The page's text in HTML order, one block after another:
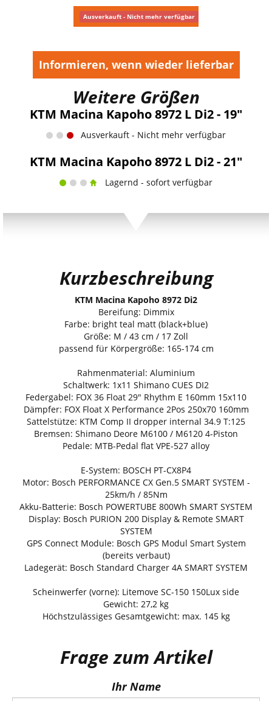
Ausverkauft - Nicht mehr verfügbar
Informieren, wenn wieder lieferbar
Weitere Größen
KTM Macina Kapoho 8972 L Di2 - 19"
Ausverkauft - Nicht mehr verfügbar
KTM Macina Kapoho 8972 L Di2 - 21"
Lagernd - sofort verfügbar
Kurzbeschreibung
KTM Macina Kapoho 8972 Di2
Bereifung: Dimmix
Farbe: bright teal matt (black+blue)
Größe: M / 43 cm / 17 Zoll
passend für Körpergröße: 165-174 cm
Rahmenmaterial: Aluminium
Schaltwerk: 1x11 Shimano CUES DI2
Federgabel: FOX 36 Float 29" Rhythm E 160mm 15x110
Dämpfer: FOX Float X Performance 2Pos 250x70 160mm
Sattelstütze: KTM Comp II dropper internal 34.9 T:125
Bremsen: Shimano Deore M6100 / M6120 4-Piston
Pedale: MTB-Pedal flat VPE-527 alloy
E-System: BOSCH PT-CX8P4
Motor: Bosch PERFORMANCE CX Gen.5 SMART SYSTEM -
25km/h / 85Nm
Akku-Batterie: Bosch POWERTUBE 800Wh SMART SYSTEM
Display: Bosch PURION 200 Display & Remote SMART
SYSTEM
GPS Connect Module: Bosch GPS Modul Smart System
(bereits verbaut)
Ladegerät: Bosch Standard Charger 4A SMART SYSTEM
Scheinwerfer (vorne): Litemove SC-150 150Lux side
Gewicht: 27,2 kg
Höchstzulässiges Gesamtgewicht: max. 145 kg
Frage zum Artikel
Ihr Name